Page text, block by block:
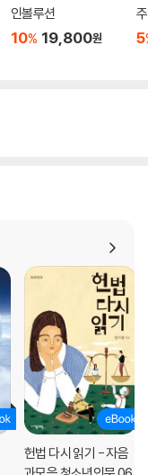
인볼루션
10% 19,800원 5
헌법 다시 읽기 - 자음